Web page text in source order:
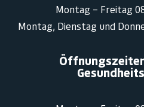
Montag – Freitag
Montag, Dienstag und